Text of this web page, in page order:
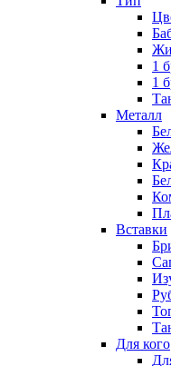
1
1
Металл
Вставки
Для кого